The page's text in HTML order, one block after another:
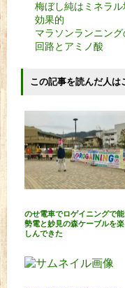
梅ぼし純はミネラ
効果的
マラソンランニン
回路とアミノ酸
この記事を読んだ人は
のせ電車でロゲイニングで能
勢電と妙見の森ケーブルを楽
しんできた